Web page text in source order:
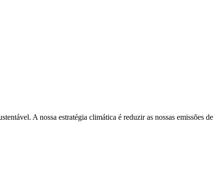
A nossa estratégia climática é reduzir as nossas emissões de